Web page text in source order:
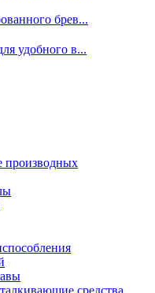
брев...
удобного в...
производных
средства